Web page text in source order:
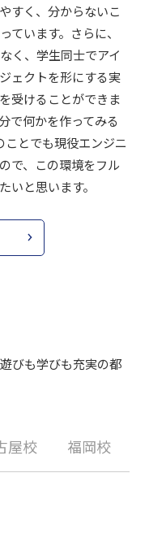
すく、分からないこ
ています。さらに、
く、学生同士でアイ
ェクトを形にする実
受けることができま
で何かを作ってみる
とでも現役エンジニ
で、この環境をフル
いと思います。
びも学びも充実の都
屋校 福岡校